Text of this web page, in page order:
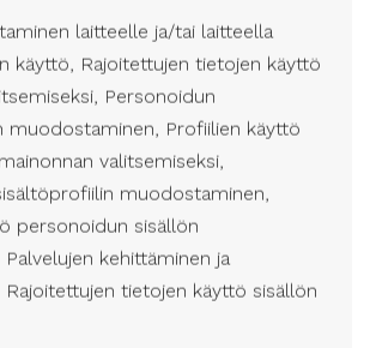
laitteelle ja/tai laitteella
käyttö, Rajoitettujen tietojen käyttö
Personoidun
muodostaminen, Profiilien käyttö
valitsemiseksi,
muodostaminen,
personoidun sisällön
kehittäminen ja
Rajoitettujen tietojen käyttö sisällön
erityisesti niille, jotka
arjessaan tai joiden liikkuminen
henkilökohtaisen avustajan kanssa
kulttuuritapahtumiin onnistuu
Monet tapahtumajärjestäjät
henkilökohtaisen
tuloon ja osallistumiseen
On tärkeää, että kaikilla on
liikkua ja osallistua yhteiseen
ja henkilökohtaisen avustajan